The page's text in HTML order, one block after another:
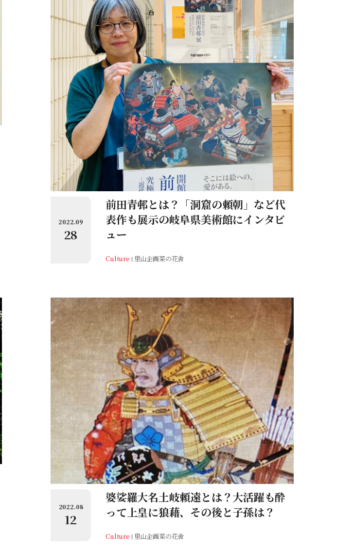
2022.09
28
前田青邨とは？「洞窟の頼朝」など代
表作も展示の岐阜県美術館にインタビ
ュー
Culture 里山企画菜の花舎
2022.08
12
婆娑羅大名土岐頼遠とは？大活躍も酔
って上皇に狼藉、その後と子孫は？
Culture 里山企画菜の花舎